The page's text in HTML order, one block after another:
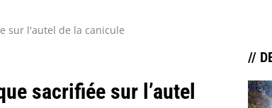
sur l'autel de la canicule
sacrifiée sur l’autel
//